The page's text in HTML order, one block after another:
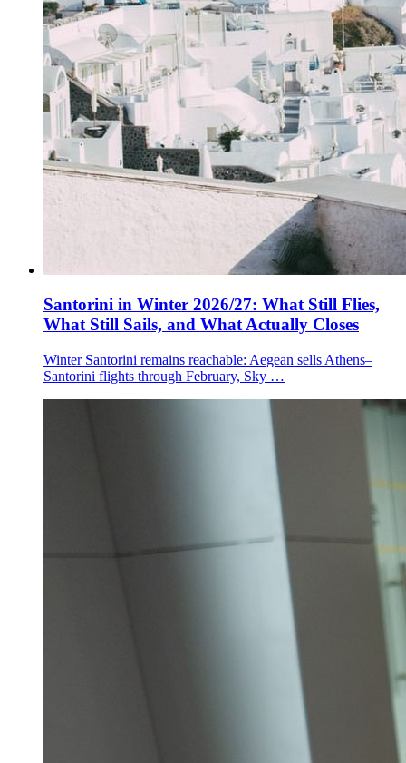
Santorini in Winter 2026/27: What Still Flies,
What Still Sails, and What Actually Closes
Winter Santorini remains reachable: Aegean sells Athens–
Santorini flights through February, Sky …